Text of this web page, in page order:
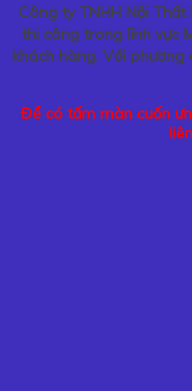
Công ty TNHH Nội
thi công trong lĩnh vực
khách hàng. Với phương
Để có tấm màn cuốn